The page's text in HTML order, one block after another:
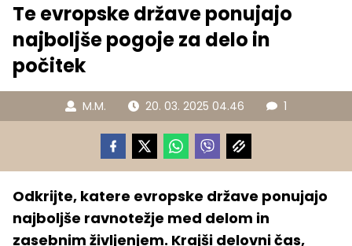
Te evropske države ponujajo
najboljše pogoje za delo in
počitek
M.M. 20. 03. 2025 04.46 1
Odkrijte, katere evropske države ponujajo
najboljše ravnotežje med delom in
zasebnim življenjem. Krajši delovni čas,